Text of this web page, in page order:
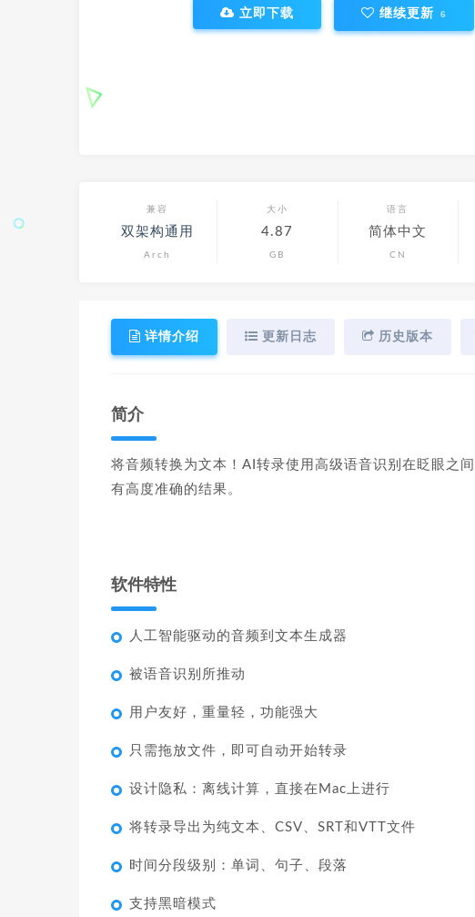
立即下载 继续更新 6
兼容
双架构通用
Arch
大小
4.87
GB
语言
简体中文
CN
详情介绍 更新日志 历史版本
简介
将音频转换为文本！AI转录使用高级语音识别在眨眼之
有高度准确的结果。
软件特性
人工智能驱动的音频到文本生成器
被语音识别所推动
用户友好，重量轻，功能强大
只需拖放文件，即可自动开始转录
设计隐私：离线计算，直接在Mac上进行
将转录导出为纯文本、CSV、SRT和VTT文件
时间分段级别：单词、句子、段落
支持黑暗模式